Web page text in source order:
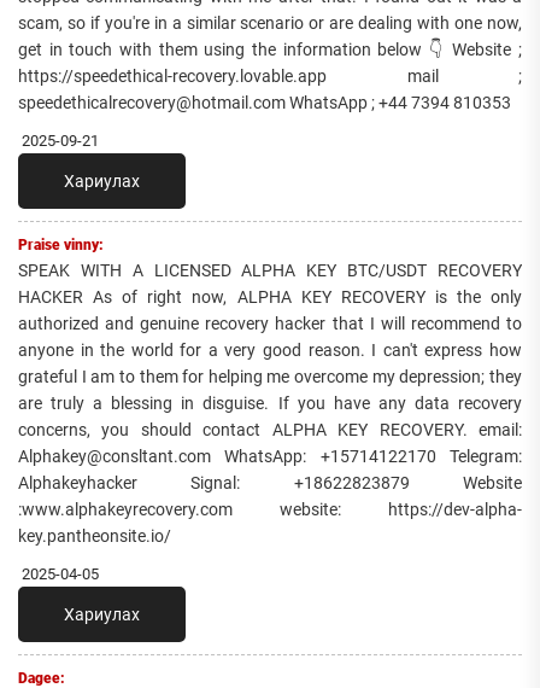
scam, so if you're in a similar scenario or are dealing with one now,
get in touch with them using the information below 👇 Website ;
https://speedethical-recovery.lovable.app mail ;
speedethicalrecovery@hotmail.com WhatsApp ; +44 7394 810353
2025-09-21
Хариулах
Praise vinny:
SPEAK WITH A LICENSED ALPHA KEY BTC/USDT RECOVERY
HACKER As of right now, ALPHA KEY RECOVERY is the only
authorized and genuine recovery hacker that I will recommend to
anyone in the world for a very good reason. I can't express how
grateful I am to them for helping me overcome my depression; they
are truly a blessing in disguise. If you have any data recovery
concerns, you should contact ALPHA KEY RECOVERY. email:
Alphakey@consltant.com WhatsApp: +15714122170 Telegram:
Alphakeyhacker Signal: +18622823879 Website
:www.alphakeyrecovery.com website: https://dev-alpha-
key.pantheonsite.io/
2025-04-05
Хариулах
Dagee: